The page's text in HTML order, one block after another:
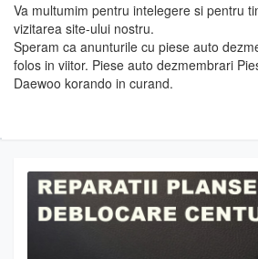
Va multumim pentru intelegere si pentru
vizitarea site-ului nostru.
Speram ca anunturile cu piese auto
folos in viitor. Piese auto dezmembrari
Daewoo korando in curand.